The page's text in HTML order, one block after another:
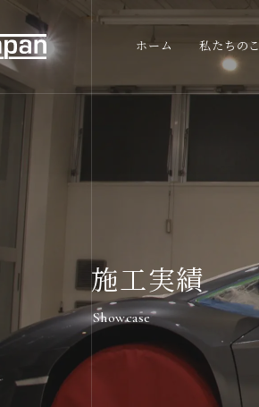
ホーム 私たちの
施工実績
Showcase